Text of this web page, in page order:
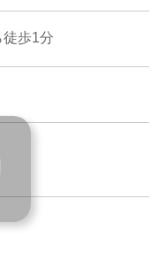
歩1分